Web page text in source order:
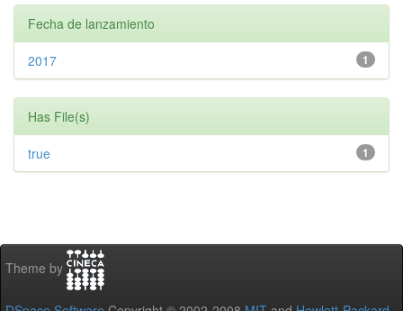
Fecha de lanzamiento
1
2017
Has File(s)
1
true
Theme by